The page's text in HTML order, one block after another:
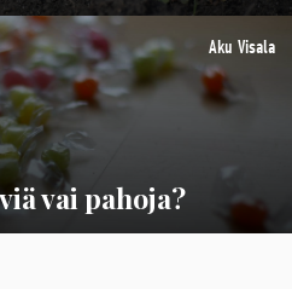
Aku Visala
vai pahoja?